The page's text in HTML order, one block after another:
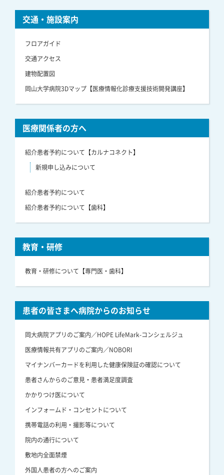
交通・施設案内
フロアガイド
交通アクセス
建物配置図
岡山大学病院3Dマップ【医療情報化診療支援技術開発講座】
医療関係者の方へ
紹介患者予約について【カルナコネクト】
新規申し込みについて
紹介患者予約について
紹介患者予約について【歯科】
教育・研修
教育・研修について【専門医・歯科】
患者の皆さまへ病院からのお知らせ
岡大病院アプリのご案内／HOPE LifeMark-コンシェルジュ
医療情報共有アプリのご案内／NOBORI
マイナンバーカードを利用した健康保険証の確認について
患者さんからのご意見・患者満足度調査
かかりつけ医について
インフォームド・コンセントについて
携帯電話の利用・撮影等について
院内の通行について
敷地内全面禁煙
外国人患者の方へのご案内